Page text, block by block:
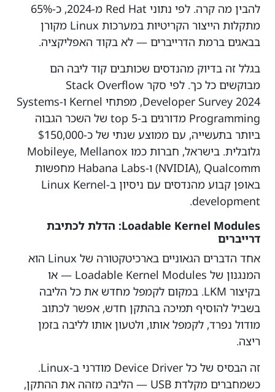
להבין מה קרה. לפי נתוני Red Hat מ-2024, כ-65%
מתקלות הייצור הקריטיות במערכות Linux מקורן
בבאגים ברמת הדרייברים — לא בקוד האפליקציה.
בגלל זה בדיוק מהנדסים שכותבים קוד ליבה הם
מבוקשים כל כך. לפי סקר Stack Overflow
Developer Survey 2024, מפתחי Kernel ו-Systems
Programming מדורגים ב-top 5 של השכר הגבוה
ביותר בתעשייה, עם ממוצע שנתי של כ-$150,000
גלובלית. בישראל, חברות כמו Mobileye, Mellanox
(NVIDIA), Qualcomm ו-Habana Labs מחפשות
באופן קבוע מהנדסים עם ניסיון ב-Linux Kernel
development.
Loadable Kernel Modules: הדלת לכתיבת
דרייברים
אחד הדברים הגאוניים בארכיטקטורה של Linux הוא
המנגנון של Loadable Kernel Modules — או
בקיצור LKM. במקום לקמפל מחדש את כל הליבה
בשביל להוסיף תמיכה בהתקן חדש, אפשר לכתוב
מודול נפרד, לקמפל אותו, ולטעון אותו לליבה בזמן
ריצה.
זה הבסיס של כל Device Driver מודרני ב-Linux.
כשמחברים מקלדת USB — הליבה מזהה את ההתקן,